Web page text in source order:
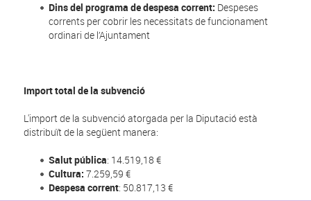
Dins del programa de despesa corrent: Despeses
corrents per cobrir les necessitats de funcionament
ordinari de l’Ajuntament
Import total de la subvenció
L'import de la subvenció atorgada per la Diputació està
distribuït de la següent manera:
Salut pública: 14.519,18 €
Cultura:7.259,59 €
Despesa corrent: 50.817,13 €